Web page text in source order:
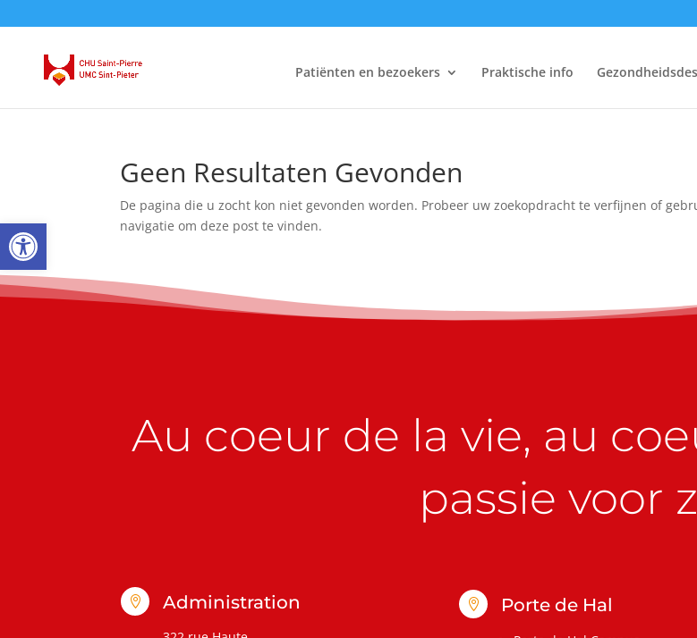
Open toolbar
Patiënten en bezoekers Praktische info
Geen Resultaten Gevonden
De pagina die u zocht kon niet gevonden worden. Probeer uw zoekopdracht te verfijnen of
navigatie om deze post te vinden.
Au coeur de la vie, au
passie voor
 Administration  Porte de Hal